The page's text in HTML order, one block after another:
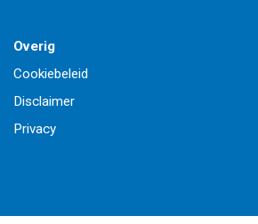
Overig
Cookiebeleid
Disclaimer
Privacy